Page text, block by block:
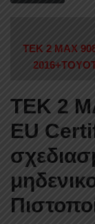
TEK 2 MAX
TEK 2
EU